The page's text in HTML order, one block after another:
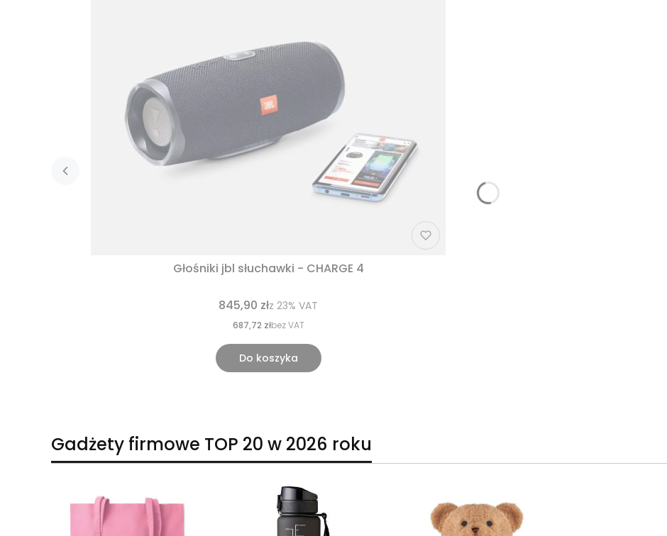
Głośniki jbl słuchawki - CHARGE 4
845,90 złz 23% VAT
687,72 złbez VAT
Do koszyka
Gadżety firmowe TOP 20 w 2026 roku